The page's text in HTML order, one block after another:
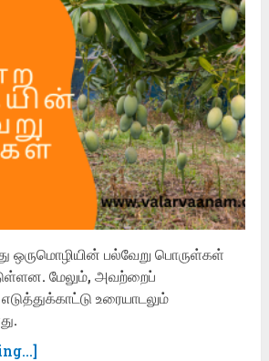
ஒருமொழியின் பல்வேறு பொருள்கள்
மேலும், அவற்றைப்
உரையாடலும்